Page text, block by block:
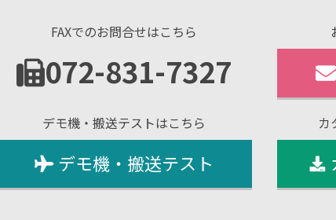
FAXでのお問合せはこちら
072-831-7327
デモ機・搬送テストはこちら
デモ機・搬送テスト
カ